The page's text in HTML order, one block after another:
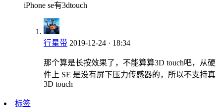
iPhone se有3dtouch
行星带 2019-12-24 · 18:34
那个算是长按效果了，不能算算3D touch吧，从硬
件上 SE 是没有屏下压力传感器的，所以不支持真
3D touch
标签